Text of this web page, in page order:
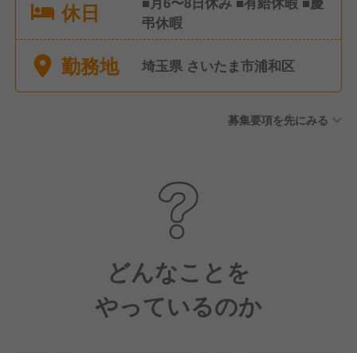
休日
弔休暇
勤務地 埼玉県 さいたま市浦和区
募集要項を先にみる
どんなことを
やっているのか